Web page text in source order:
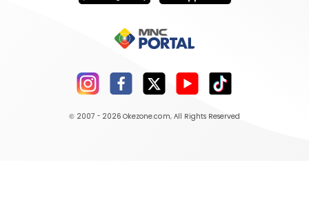
© 2007 - 2026 Okezone.com, All Rights Reserved